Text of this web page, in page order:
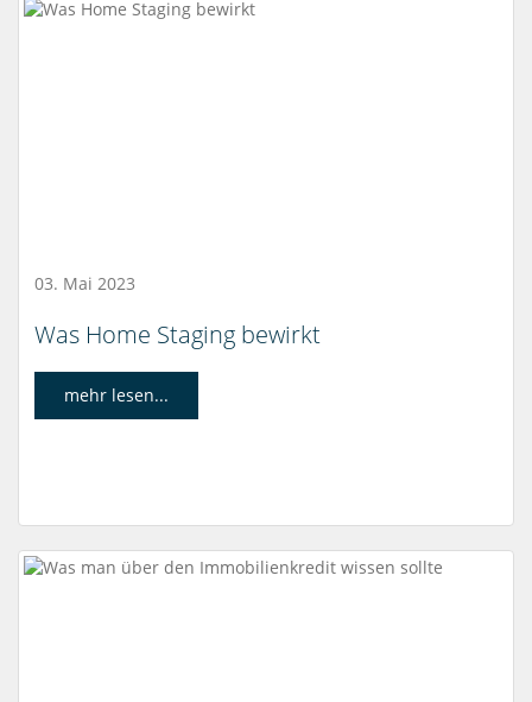
03. Mai 2023
Was Home Staging bewirkt
mehr lesen...